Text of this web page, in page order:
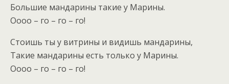
Большие мандарины такие у Марины.
Оооо – го – го – го!
Стоишь ты у витрины и видишь мандарины,
Такие мандарины есть только у Марины.
Оооо – го – го – го!